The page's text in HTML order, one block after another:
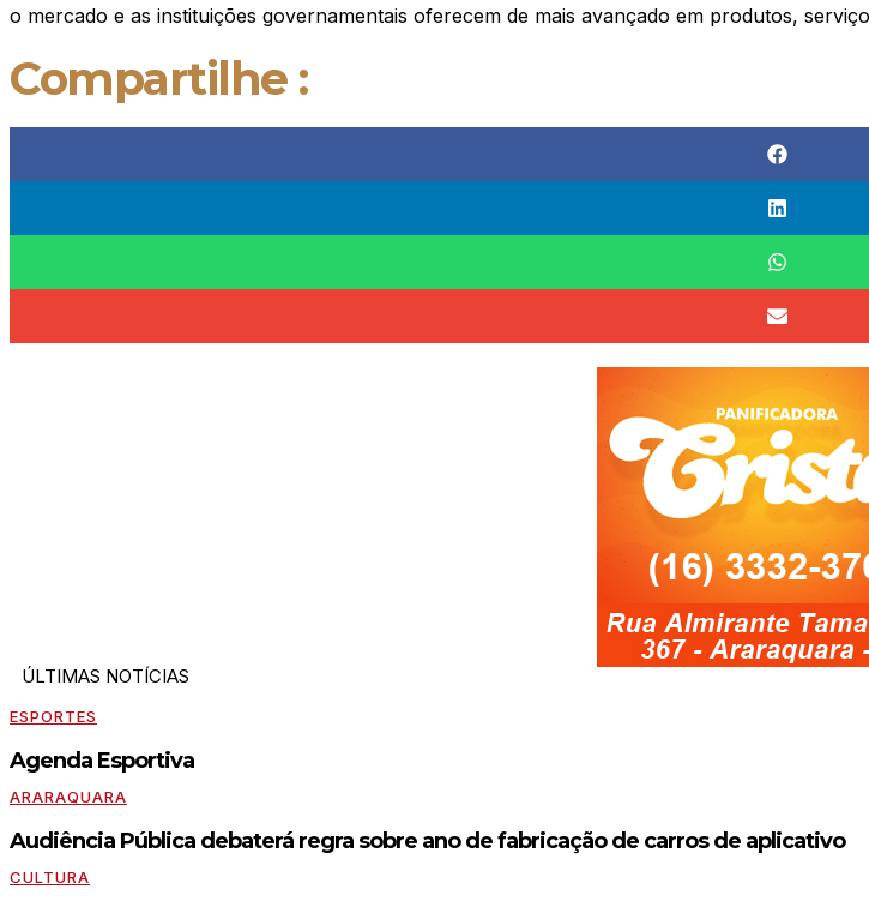
o mercado e as instituições governamentais oferecem de mais avançado em produtos,
Compartilhe :
ÚLTIMAS NOTÍCIAS
ESPORTES
Agenda Esportiva
ARARAQUARA
Audiência Pública debaterá regra sobre ano de fabricação de carros de aplicativo
CULTURA